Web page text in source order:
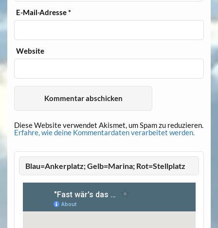
E-Mail-Adresse*
Website
Diese Website verwendet Akismet, um Spam zu reduzieren.
Erfahre, wie deine Kommentardaten verarbeitet werden.
Blau=Ankerplatz; Gelb=Marina; Rot=Stellplatz